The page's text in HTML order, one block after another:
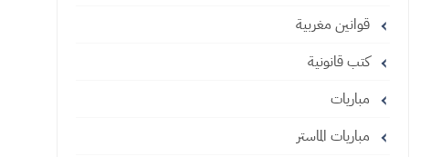
قوانين مغربية
كتب قانونية
مباريات
مباريات الماستر